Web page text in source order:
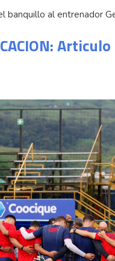
banquillo al entrenador
Articulo